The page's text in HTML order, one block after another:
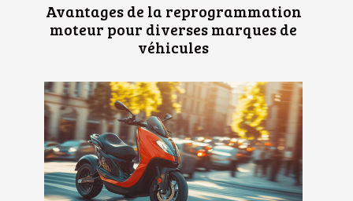
Avantages de la reprogrammation
moteur pour diverses marques de
véhicules